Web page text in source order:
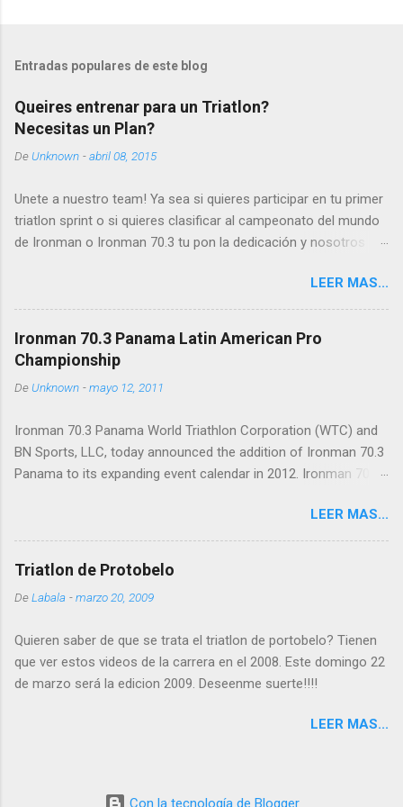
Entradas populares de este blog
Queires entrenar para un Triatlon?
Necesitas un Plan?
DeUnknown -abril 08, 2015
Unete a nuestro team! Ya sea si quieres participar en tu primer
triatlon sprint o si quieres clasificar al campeonato del mundo
de Ironman o Ironman 70.3 tu pon la dedicación y nosotros
planilla@caminoakona.com
LEER MAS...
Ironman 70.3 Panama Latin American Pro
Championship
DeUnknown -mayo 12, 2011
Ironman 70.3 Panama World Triathlon Corporation (WTC) and
BN Sports, LLC, today announced the addition of Ironman 70.3
Panama to its expanding event calendar in 2012. Ironman 70.3
Isthmus of Panama and will serve as the Ironman 70.3 Latin
American Pro Championship as well as a qualifier for the 2012
Ironman World Championship 70.3 at Lake Las Vegas in
Pro Championship race with Ironman 70.3 Panama,” said Steve
provides breathtaking natural and historic beauty, high profile
race routes and easy accessibility from the U.S. and major
international markets. Ironman 70.3 Panama will complement
San Juan, Cancun and St. Croix.” Athletes will swim 1.2 miles
LEER MAS...
Triatlon de Protobelo
DeLabala -marzo 20, 2009
Quieren saber de que se trata el triatlon de portobelo? Tienen
que ver estos videos de la carrera en el 2008. Este domingo 22
de marzo será la edicion 2009. Deseenme suerte!!!!
LEER MAS...
Con la tecnología de Blogger